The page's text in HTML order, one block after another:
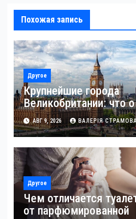
Похожая запись
Другое
Крупнейшие города
Великобритании: что
знать
АВГ 9, 2026 ВАЛЕРІЯ
Другое
Чем отличается
от парфюмированной